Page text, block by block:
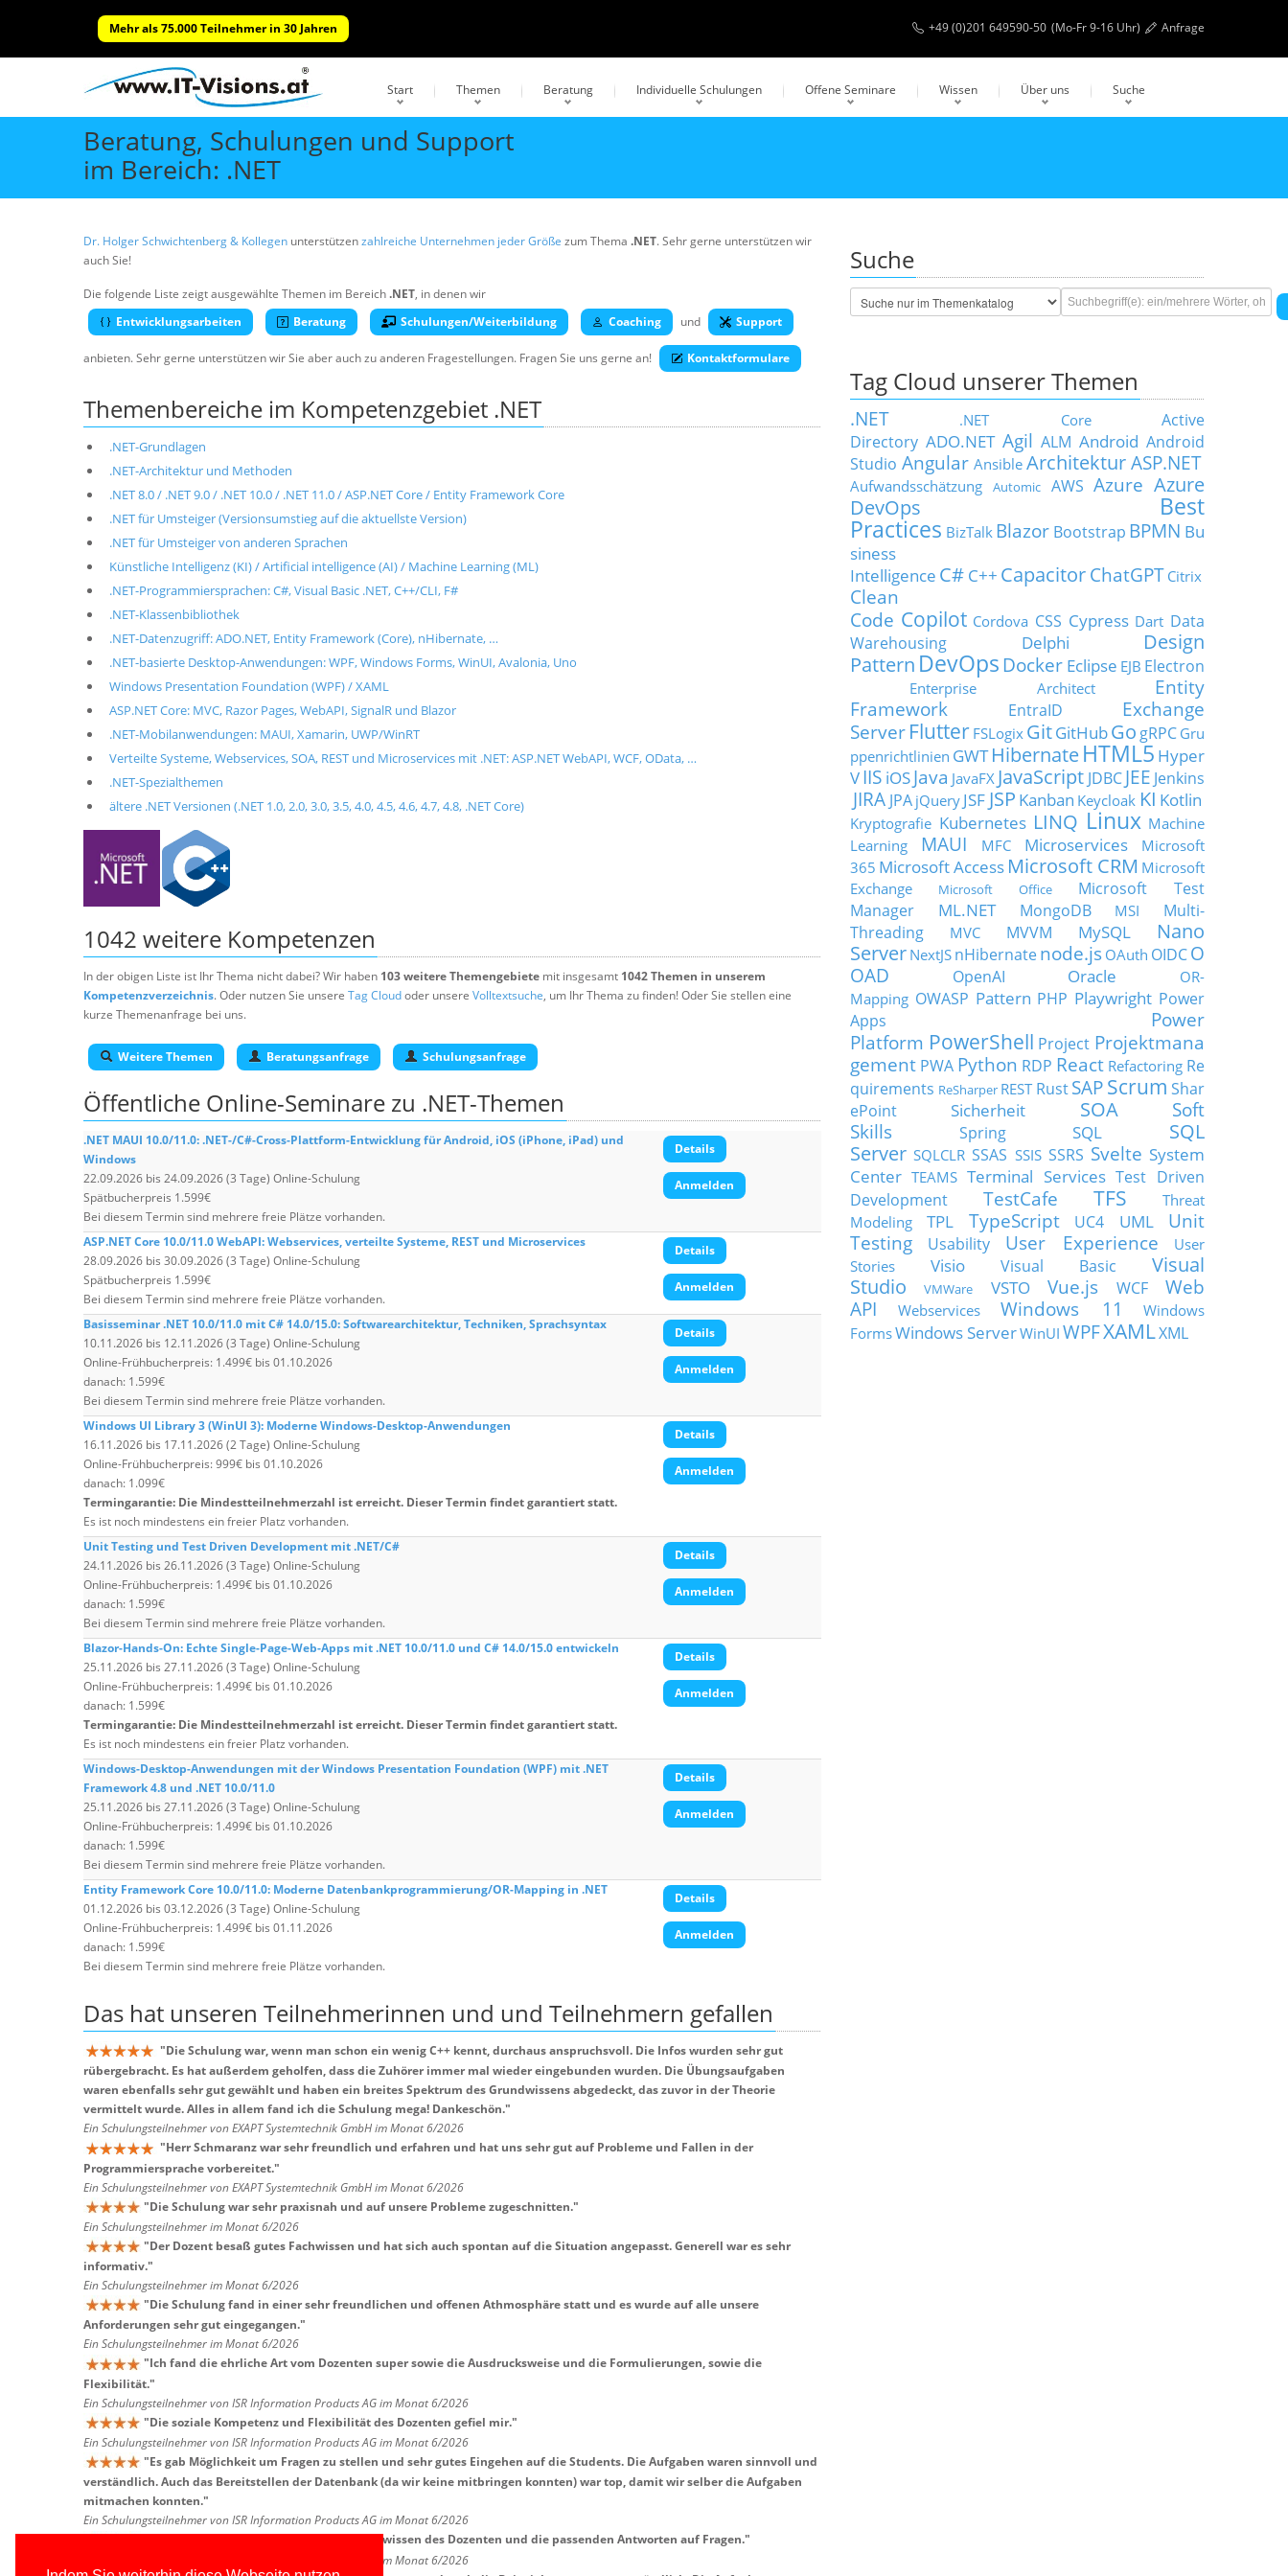
Mehr als 75.000 Teilnehmer in 30 Jahren +49 (0)201 649590-50 (Mo-Fr 9-16 Uhr) Anfrage
Start Themen Beratung Individuelle Schulungen Offene Seminare Wissen Über uns Suche
Beratung, Schulungen und Support
im Bereich: .NET
Dr. Holger Schwichtenberg & Kollegen unterstützenzahlreiche Unternehmen jeder Größe zum Thema .NET. Sehr gerne unterstützen wir
auch Sie!
Die folgende Liste zeigt ausgewählte Themen im Bereich.NET, in denen wir
Entwicklungsarbeiten
Beratung Schulungen/Weiterbildung Coaching und Support
anbieten. Sehr gerne unterstützen wir Sie aber auch zu anderen Fragestellungen. Fragen Sie uns gerne an! Kontaktformulare
Themenbereiche im Kompetenzgebiet .NET
.NET-Grundlagen
.NET-Architektur und Methoden
.NET 8.0 / .NET 9.0 / .NET 10.0 / .NET 11.0 / ASP.NET Core / Entity Framework Core
.NET für Umsteiger (Versionsumstieg auf die aktuellste Version)
.NET für Umsteiger von anderen Sprachen
Künstliche Intelligenz (KI) / Artificial intelligence (AI) / Machine Learning (ML)
.NET-Programmiersprachen: C#, Visual Basic .NET, C++/CLI, F#
.NET-Klassenbibliothek
.NET-Datenzugriff: ADO.NET, Entity Framework (Core), nHibernate, …
.NET-basierte Desktop-Anwendungen: WPF, Windows Forms, WinUI, Avalonia, Uno
Windows Presentation Foundation (WPF) / XAML
ASP.NET Core: MVC, Razor Pages, WebAPI, SignalR und Blazor
.NET-Mobilanwendungen: MAUI, Xamarin, UWP/WinRT
Verteilte Systeme, Webservices, SOA, REST und Microservices mit .NET: ASP.NET WebAPI, WCF, OData, …
.NET-Spezialthemen
ältere .NET Versionen (.NET 1.0, 2.0, 3.0, 3.5, 4.0, 4.5, 4.6, 4.7, 4.8, .NET Core)
1042 weitere Kompetenzen
In der obigen Liste ist Ihr Thema nicht dabei? Wir haben 103 weitere Themengebiete mit insgesamt 1042 Themen in unserem
Kompetenzverzeichnis. Oder nutzen Sie unsere Tag Cloudoder unsere Volltextsuche, um Ihr Thema zu finden! Oder Sie stellen eine
kurze Themenanfrage bei uns.
Weitere Themen Beratungsanfrage Schulungsanfrage
Öffentliche Online-Seminare zu .NET-Themen
.NET MAUI 10.0/11.0: .NET-/C#-Cross-Plattform-Entwicklung für Android, iOS (iPhone, iPad) und
Windows
22.09.2026 bis 24.09.2026 (3 Tage) Online-Schulung
Spätbucherpreis 1.599€
Bei diesem Termin sind mehrere freie Plätze vorhanden.
Details
Anmelden
ASP.NET Core 10.0/11.0 WebAPI: Webservices, verteilte Systeme, REST und Microservices
28.09.2026 bis 30.09.2026 (3 Tage) Online-Schulung
Spätbucherpreis 1.599€
Bei diesem Termin sind mehrere freie Plätze vorhanden.
Details
Anmelden
Basisseminar .NET 10.0/11.0 mit C# 14.0/15.0: Softwarearchitektur, Techniken, Sprachsyntax
10.11.2026 bis 12.11.2026 (3 Tage) Online-Schulung
Online-Frühbucherpreis: 1.499€ bis 01.10.2026
danach: 1.599€
Bei diesem Termin sind mehrere freie Plätze vorhanden.
Details
Anmelden
Windows UI Library 3 (WinUI 3): Moderne Windows-Desktop-Anwendungen
16.11.2026 bis 17.11.2026 (2 Tage) Online-Schulung
Online-Frühbucherpreis: 999€ bis 01.10.2026
danach: 1.099€
Termingarantie: Die Mindestteilnehmerzahl ist erreicht. Dieser Termin findet garantiert statt.
Es ist noch mindestens ein freier Platz vorhanden.
Details
Anmelden
Unit Testing und Test Driven Development mit .NET/C#
24.11.2026 bis 26.11.2026 (3 Tage) Online-Schulung
Online-Frühbucherpreis: 1.499€ bis 01.10.2026
danach: 1.599€
Bei diesem Termin sind mehrere freie Plätze vorhanden.
Details
Anmelden
Blazor-Hands-On: Echte Single-Page-Web-Apps mit .NET 10.0/11.0 und C# 14.0/15.0 entwickeln
25.11.2026 bis 27.11.2026 (3 Tage) Online-Schulung
Online-Frühbucherpreis: 1.499€ bis 01.10.2026
danach: 1.599€
Termingarantie: Die Mindestteilnehmerzahl ist erreicht. Dieser Termin findet garantiert statt.
Es ist noch mindestens ein freier Platz vorhanden.
Details
Anmelden
Windows-Desktop-Anwendungen mit der Windows Presentation Foundation (WPF) mit .NET
Framework 4.8 und .NET 10.0/11.0
25.11.2026 bis 27.11.2026 (3 Tage) Online-Schulung
Online-Frühbucherpreis: 1.499€ bis 01.10.2026
danach: 1.599€
Bei diesem Termin sind mehrere freie Plätze vorhanden.
Details
Anmelden
Entity Framework Core 10.0/11.0: Moderne Datenbankprogrammierung/OR-Mapping in .NET
01.12.2026 bis 03.12.2026 (3 Tage) Online-Schulung
Online-Frühbucherpreis: 1.499€ bis 01.11.2026
danach: 1.599€
Bei diesem Termin sind mehrere freie Plätze vorhanden.
Details
Anmelden
Das hat unseren Teilnehmerinnen und und Teilnehmern gefallen
"Die Schulung war, wenn man schon ein wenig C++ kennt, durchaus anspruchsvoll. Die Infos wurden sehr gut
rübergebracht. Es hat außerdem geholfen, dass die Zuhörer immer mal wieder eingebunden wurden. Die Übungsaufgaben
waren ebenfalls sehr gut gewählt und haben ein breites Spektrum des Grundwissens abgedeckt, das zuvor in der Theorie
vermittelt wurde. Alles in allem fand ich die Schulung mega! Dankeschön."
Ein Schulungsteilnehmer von EXAPT Systemtechnik GmbH im Monat 6/2026
"Herr Schmaranz war sehr freundlich und erfahren und hat uns sehr gut auf Probleme und Fallen in der
Programmiersprache vorbereitet."
Ein Schulungsteilnehmer von EXAPT Systemtechnik GmbH im Monat 6/2026
"Die Schulung war sehr praxisnah und auf unsere Probleme zugeschnitten."
Ein Schulungsteilnehmer im Monat 6/2026
"Der Dozent besaß gutes Fachwissen und hat sich auch spontan auf die Situation angepasst. Generell war es sehr
informativ."
Ein Schulungsteilnehmer im Monat 6/2026
"Die Schulung fand in einer sehr freundlichen und offenen Athmosphäre statt und es wurde auf alle unsere
Anforderungen sehr gut eingegangen."
Ein Schulungsteilnehmer im Monat 6/2026
"Ich fand die ehrliche Art vom Dozenten super sowie die Ausdrucksweise und die Formulierungen, sowie die
Flexibilität."
Ein Schulungsteilnehmer von ISR Information Products AG im Monat 6/2026
"Die soziale Kompetenz und Flexibilität des Dozenten gefiel mir."
Ein Schulungsteilnehmer von ISR Information Products AG im Monat 6/2026
"Es gab Möglichkeit um Fragen zu stellen und sehr gutes Eingehen auf die Students. Die Aufgaben waren sinnvoll und
verständlich. Auch das Bereitstellen der Datenbank (da wir keine mitbringen konnten) war top, damit wir selber die Aufgaben
mitmachen konnten."
Ein Schulungsteilnehmer von ISR Information Products AG im Monat 6/2026
"Ich mochte die Praxisaufgaben, das Fachwissen des Dozenten und die passenden Antworten auf Fragen."
Ein Schulungsteilnehmer von ISR Information Products AG im Monat 6/2026
Suche
Tag Cloud unserer Themen
.NET .NET Core
Active
Directory ADO.NET Agil ALM Android Android
Studio Angular Ansible Architektur ASP.NET
Aufwandsschätzung Automic AWS Azure Azure
DevOps
Best
Practices BizTalk Blazor Bootstrap BPMN Bu
siness
Intelligence C# C++ Capacitor ChatGPT Citrix
Clean
Code Copilot Cordova CSS Cypress Dart Data
Warehousing
Delphi
Design
Pattern DevOps Docker Eclipse EJB Electron
Enterprise Architect
Entity
Framework
EntraID
Exchange
Server Flutter FSLogix GitGitHubGo gRPC Gru
ppenrichtlinien GWT HibernateHTML5 Hyper
VIIS iOSJava JavaFX JavaScript JDBC JEE Jenkins
JIRA JPA jQuery JSF JSP Kanban Keycloak KI Kotlin
Kryptografie Kubernetes LINQ Linux Machine
Learning
MAUI MFC Microservices
Microsoft
365 Microsoft Access Microsoft CRM Microsoft
Exchange
Microsoft Office
Microsoft Test
Manager
ML.NET MongoDB MSI
Multi-
Threading
MVC MVVM MySQL
Nano
Server NextJS nHibernatenode.js OAuth OIDCO
OAD
OpenAI Oracle
OR-
Mapping OWASP Pattern PHP Playwright Power
Apps
Power
Platform PowerShell Project Projektmana
gement PWA Python RDP React Refactoring Re
quirements ReSharper REST Rust SAP Scrum Shar
ePoint
Sicherheit SOA
Soft
Skills
Spring SQL
SQL
Server SQLCLR SSAS SSIS SSRS Svelte System
Center TEAMS Terminal Services Test Driven
Development
TestCafe TFS
Threat
Modeling
TPL TypeScript UC4 UML
Unit
Testing
Usability User Experience
User
Stories
Visio Visual Basic
Visual
Studio
VMWare VSTO Vue.js WCF
Web
API
Webservices Windows 11
Windows
FormsWindows ServerWinUI WPFXAMLXML